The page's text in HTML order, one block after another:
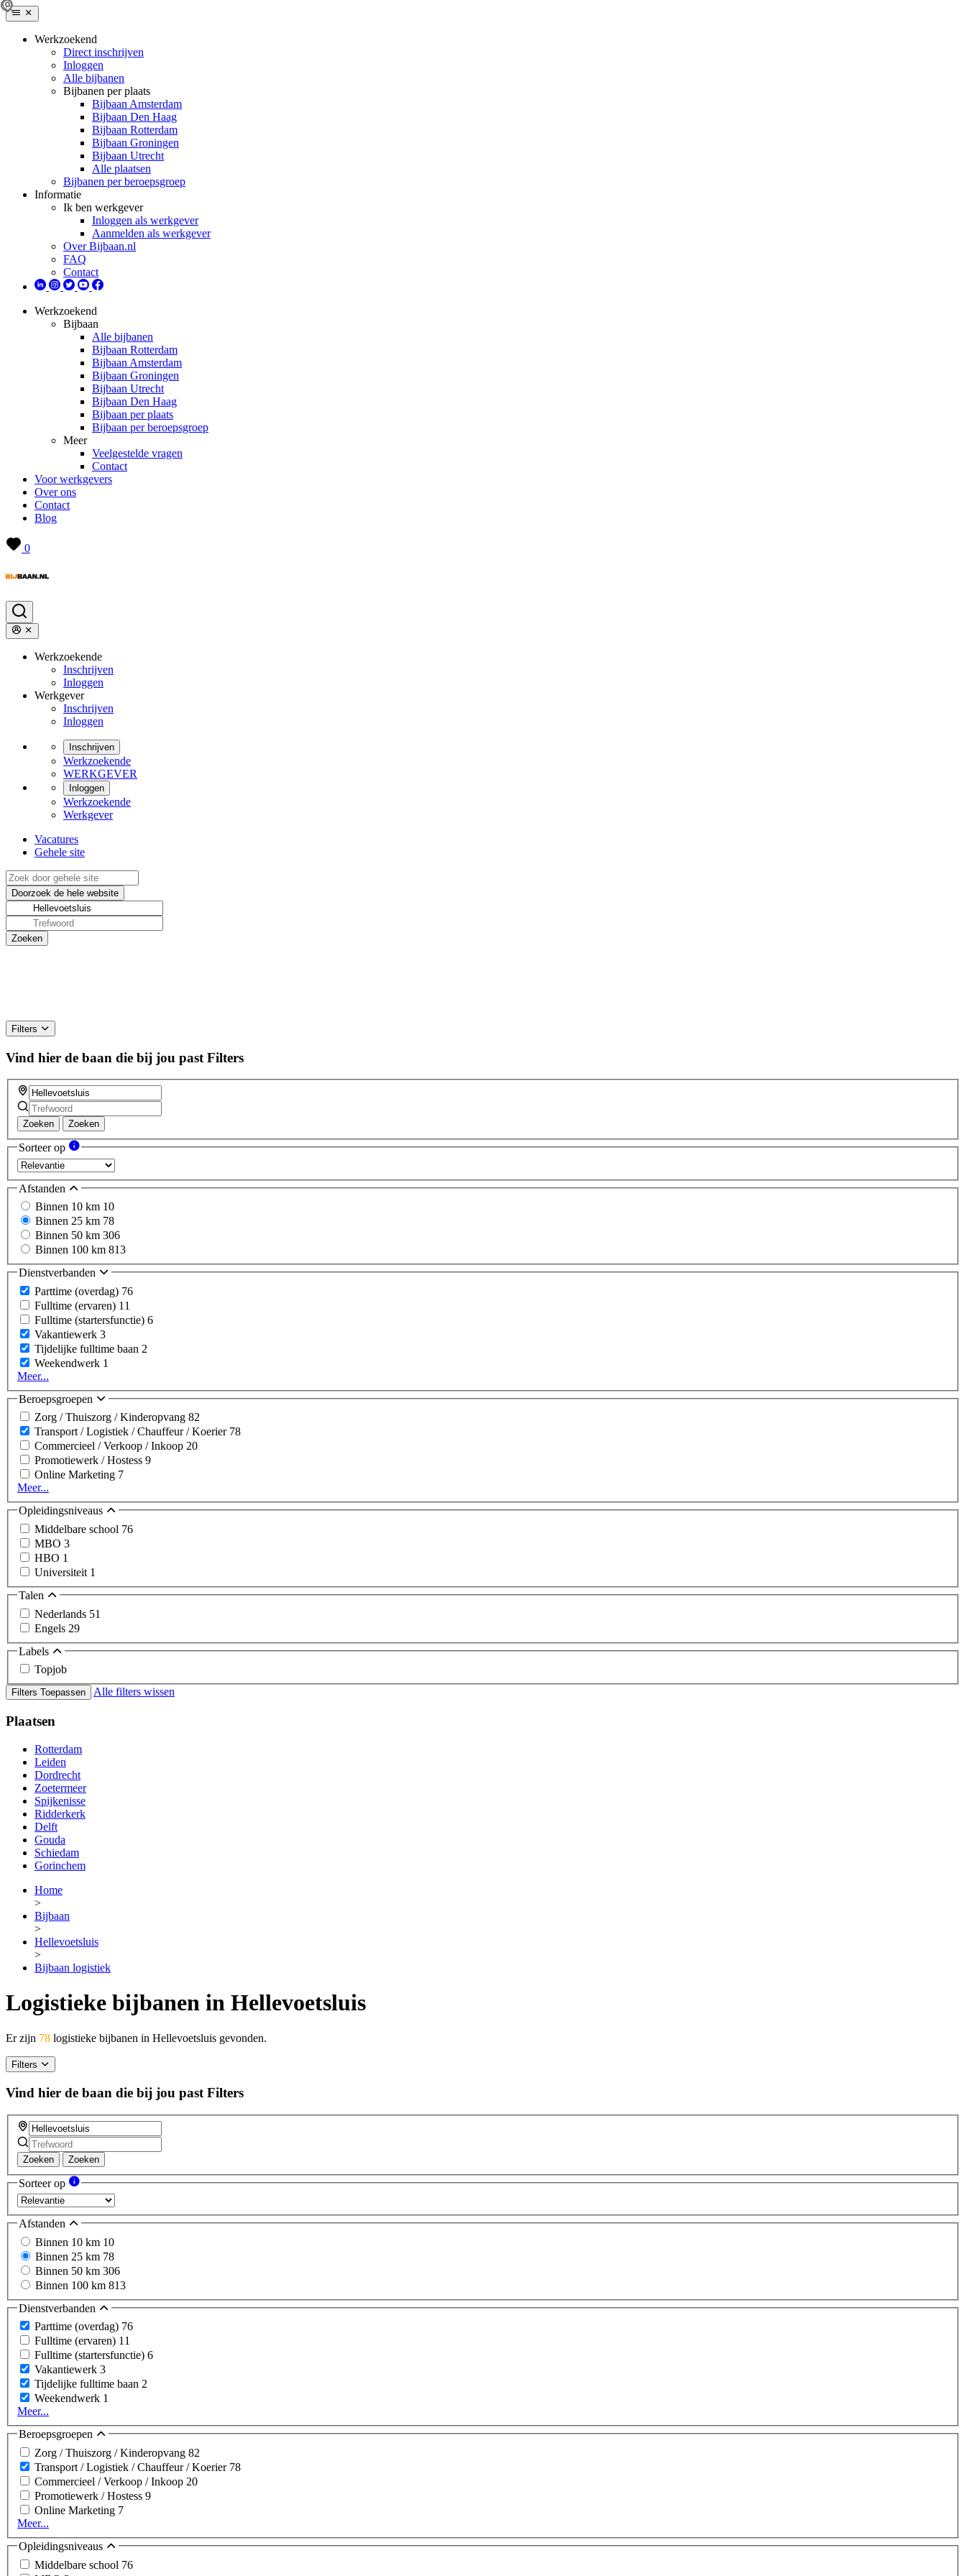
Werkzoekend
Direct inschrijven
Inloggen
Alle bijbanen
Bijbanen per plaats
Bijbaan Amsterdam
Bijbaan Den Haag
Bijbaan Rotterdam
Bijbaan Groningen
Bijbaan Utrecht
Alle plaatsen
Bijbanen per beroepsgroep
Informatie
Ik ben werkgever
Inloggen als werkgever
Aanmelden als werkgever
Over Bijbaan.nl
FAQ
Contact
Werkzoekend
Bijbaan
Alle bijbanen
Bijbaan Rotterdam
Bijbaan Amsterdam
Bijbaan Groningen
Bijbaan Utrecht
Bijbaan Den Haag
Bijbaan per plaats
Bijbaan per beroepsgroep
Meer
Veelgestelde vragen
Contact
Voor werkgevers
Over ons
Contact
Blog
0
Werkzoekende
Inschrijven
Inloggen
Werkgever
Inschrijven
Inloggen
Inschrijven
Werkzoekende
WERKGEVER
Inloggen
Werkzoekende
Werkgever
Vacatures
Gehele site
Filters
Vind hier de baan die bij jou past Filters
Zoeken Zoeken
Sorteer op
Afstanden
Binnen 10 km 10
Binnen 25 km 78
Binnen 50 km 306
Binnen 100 km 813
Dienstverbanden
Parttime (overdag) 76
Fulltime (ervaren) 11
Fulltime (startersfunctie) 6
Vakantiewerk 3
Tijdelijke fulltime baan 2
Weekendwerk 1
Meer...
Beroepsgroepen
Zorg / Thuiszorg / Kinderopvang 82
Transport / Logistiek / Chauffeur / Koerier 78
Commercieel / Verkoop / Inkoop 20
Promotiewerk / Hostess 9
Online Marketing 7
Meer...
Opleidingsniveaus
Middelbare school 76
MBO 3
HBO 1
Universiteit 1
Talen
Nederlands 51
Engels 29
Labels
Topjob
Filters Toepassen Alle filters wissen
Plaatsen
Rotterdam
Leiden
Dordrecht
Zoetermeer
Spijkenisse
Ridderkerk
Delft
Gouda
Schiedam
Gorinchem
Home
>
Bijbaan
>
Hellevoetsluis
>
Bijbaan logistiek
Logistieke bijbanen in Hellevoetsluis
Er zijn 78 logistieke bijbanen in Hellevoetsluis gevonden.
Filters
Vind hier de baan die bij jou past Filters
Zoeken Zoeken
Sorteer op
Afstanden
Binnen 10 km 10
Binnen 25 km 78
Binnen 50 km 306
Binnen 100 km 813
Dienstverbanden
Parttime (overdag) 76
Fulltime (ervaren) 11
Fulltime (startersfunctie) 6
Vakantiewerk 3
Tijdelijke fulltime baan 2
Weekendwerk 1
Meer...
Beroepsgroepen
Zorg / Thuiszorg / Kinderopvang 82
Transport / Logistiek / Chauffeur / Koerier 78
Commercieel / Verkoop / Inkoop 20
Promotiewerk / Hostess 9
Online Marketing 7
Meer...
Opleidingsniveaus
Middelbare school 76